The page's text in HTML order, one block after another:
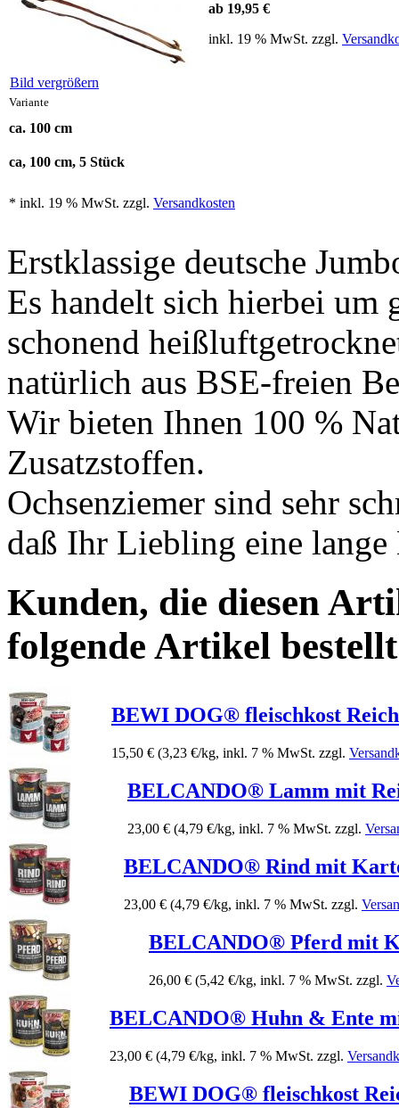
Bild vergrößern
ab 19,95 €
inkl. 19 % MwSt. zzgl.
Variante
ca. 100 cm
ca, 100 cm, 5 Stück
* inkl. 19 % MwSt. zzgl. Versandkosten
Erstklassige deutsche
Es handelt sich hierbei um
schonend
natürlich aus BSE-freien
Wir bieten Ihnen 100 %
Zusatzstoffen.
Ochsenziemer sind sehr
daß Ihr Liebling eine lange
Kunden, die diesen
folgende Artikel
BEWI DOG® fleischkost
15,50 € (3,23 €/kg, inkl. 7 % MwSt. zzgl.
BELCANDO® Lamm mit
23,00 € (4,79 €/kg, inkl. 7 % MwSt. zzgl.
BELCANDO® Rind mit
23,00 € (4,79 €/kg, inkl. 7 % MwSt. zzgl.
BELCANDO® Pferd mit
26,00 € (5,42 €/kg, inkl. 7 % MwSt. zzgl.
BELCANDO® Huhn & Ente
23,00 € (4,79 €/kg, inkl. 7 % MwSt. zzgl.
BEWI DOG® fleischkost